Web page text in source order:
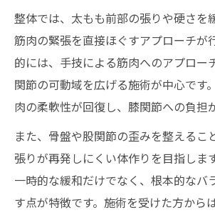
整体では、太もも前部の張りや硬さを
筋肉の緊張を直接ほぐすアプローチが
的には、手技による筋肉へのアプロー
関節の可動域を広げる施術が中心です
肉の柔軟性が回復し、膝関節への負担
また、骨盤や股関節の歪みを整えるこ
張りが再発しにくい体作りを目指しま
一時的な緩和だけでなく、根本的なバ
す点が特徴です。施術を受けた方から